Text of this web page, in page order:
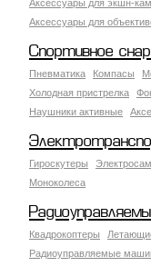
Аксессуары для экшн-
Аксессуары для
Спортивное
Пневматика Компасы
Холодная пристрелка
Наушники активные
Гироскутеры
Моноколеса
Квадрокоптеры
Радиоуправляемые